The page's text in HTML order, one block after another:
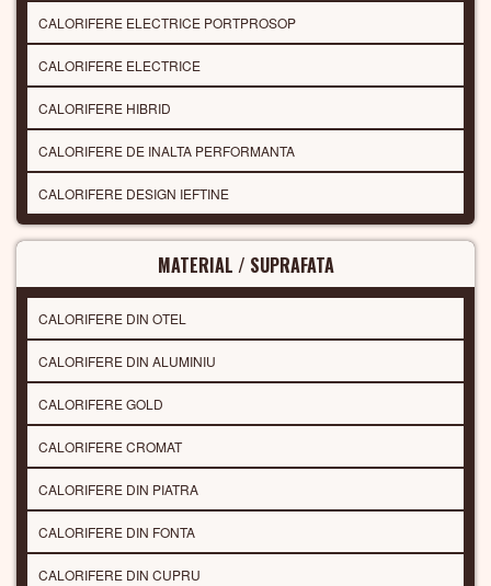
CALORIFERE ELECTRICE PORTPROSOP
CALORIFERE ELECTRICE
CALORIFERE HIBRID
CALORIFERE DE INALTA PERFORMANTA
CALORIFERE DESIGN IEFTINE
MATERIAL / SUPRAFATA
CALORIFERE DIN OTEL
CALORIFERE DIN ALUMINIU
CALORIFERE GOLD
CALORIFERE CROMAT
CALORIFERE DIN PIATRA
CALORIFERE DIN FONTA
CALORIFERE DIN CUPRU